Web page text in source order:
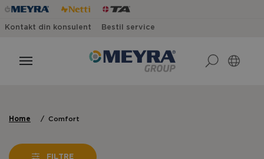
Kontakt din konsulent Bestil service
Home Comfort
FILTRE